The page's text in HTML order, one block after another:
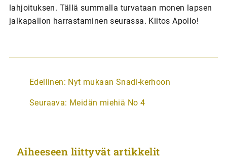
lahjoituksen. Tällä summalla turvataan monen lapsen
jalkapallon harrastaminen seurassa. Kiitos Apollo!
A
t
k
Edellinen: Nyt mukaan Snadi-kerhoon
Seuraava: Meidän miehiä No 4
Aiheeseen liittyvät artikkelit